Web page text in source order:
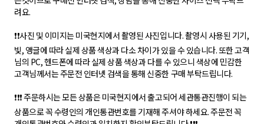
려요.
❗❗사진 및 이미지는 미국현지에서 촬영된 사진입니다. 촬영시 사용된 기기,
빛, 앵글에 따라 실제 상품 색상과 다소 차이가 있을 수 있습니다. 또한 고객
님의 PC, 헨드폰에 따라 실제 상품 색상과 다를 수 있으니 색상에 민감한
고객님께서는 주문전 인터넷 검색을 통해 신중한 구매 부탁드립니다.
❗❗❗ 주문하시는 모든 상품은 미국현지에서 출고되어 세관통관진행이 되는
상품으로 꼭 수령인의 개인통관번호를 기재해 주셔야 하세요. 주문전 꼭